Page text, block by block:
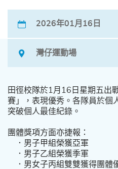
2026年01月16日
灣仔運動場
田徑校隊於1月16日星期五出
賽」，表現優秀。各隊員於個
突破個人最佳紀錄。
團體獎項方面亦捷報：
．男子甲組榮獲亞軍
．男子乙組榮獲季軍
．男女子丙組雙雙獲得團體